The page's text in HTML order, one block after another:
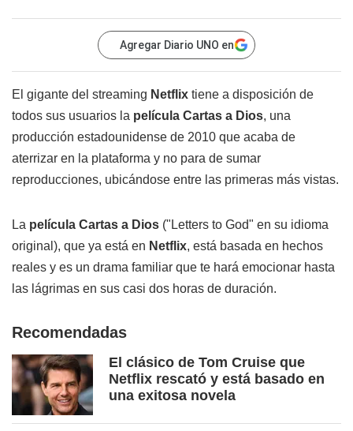
Agregar Diario UNO en
El gigante del streaming Netflix tiene a disposición de
todos sus usuarios la película Cartas a Dios, una
producción estadounidense de 2010 que acaba de
aterrizar en la plataforma y no para de sumar
reproducciones, ubicándose entre las primeras más vistas.
La película Cartas a Dios ("Letters to God" en su idioma
original), que ya está en Netflix, está basada en hechos
reales y es un drama familiar que te hará emocionar hasta
las lágrimas en sus casi dos horas de duración.
Recomendadas
El clásico de Tom Cruise que
Netflix rescató y está basado en
una exitosa novela